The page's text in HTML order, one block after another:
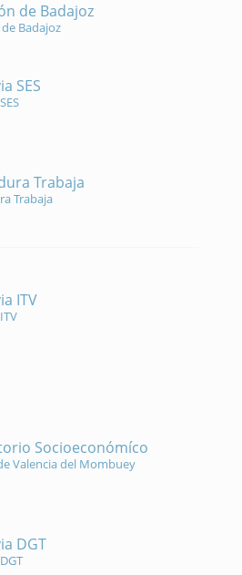
de Badajoz
Badajoz
SES
Trabaja
Trabaja
ITV
Socioeconómíco
Valencia del Mombuey
DGT